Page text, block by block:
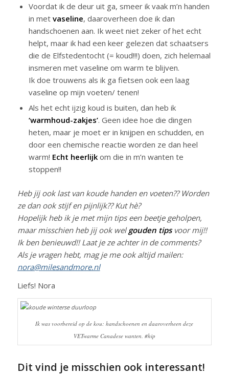
Voordat ik de deur uit ga, smeer ik vaak m’n handen
in met vaseline, daaroverheen doe ik dan
handschoenen aan. Ik weet niet zeker of het echt
helpt, maar ik had een keer gelezen dat schaatsers
die de Elfstedentocht (= koud!!!) doen, zich helemaal
insmeren met vaseline om warm te blijven.
Ik doe trouwens als ik ga fietsen ook een laag
vaseline op mijn voeten/ tenen!
Als het echt ijzig koud is buiten, dan heb ik
‘warmhoud-zakjes’. Geen idee hoe die dingen
heten, maar je moet er in knijpen en schudden, en
door een chemische reactie worden ze dan heel
warm! Echt heerlijkom die in m’n wanten te
stoppen!!
Heb jij ook last van koude handen en voeten?? Worden
ze dan ook stijf en pijnlijk?? Kut hè?
Hopelijk heb ik je met mijn tips een beetje geholpen,
maar misschien heb jij ook wel gouden tipsvoor mij!!
Ik ben benieuwd!! Laat je ze achter in de comments?
Als je vragen hebt, mag je me ook altijd mailen:
nora@milesandmore.nl
Liefs! Nora
Ik was voorbereid op de kou: handschoenen en daaroverheen deze
VETwarme Canadese wanten. #hip
Dit vind je misschien ook interessant!